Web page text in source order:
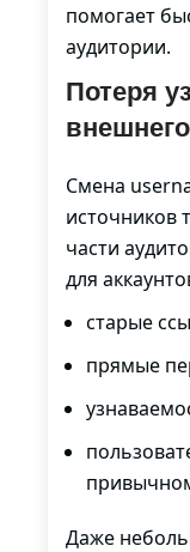
помогает
аудитории.
Потеря
Смена
источников
части
для
старые
прямые
Даже